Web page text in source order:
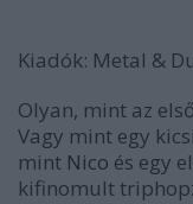
Kiadók: Metal &
Olyan, mint az
Vagy mint egy
mint Nico és egy
kifinomult